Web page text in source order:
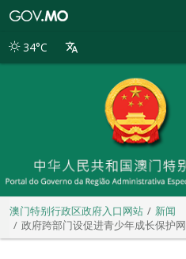
别
34°C
澳门特别行政区政府入口网站
新闻
政府跨部门设促进青少年成长保护